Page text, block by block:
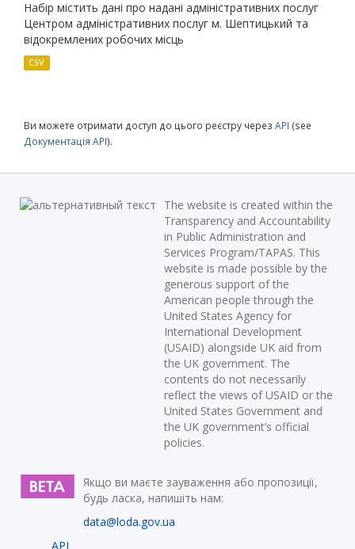
Набір містить дані про надані адміністративних послуг
Центром адміністративних послуг м. Шептицький та
відокремлених робочих місць
CSV
Ви можете отримати доступ до цього реєстру через API (see
Документація API).
The website is created within the
Transparency and Accountability
in Public Administration and
Services Program/TAPAS. This
website is made possible by the
generous support of the
American people through the
United States Agency for
International Development
(USAID) alongside UK aid from
the UK government. The
contents do not necessarily
reflect the views of USAID or the
United States Government and
the UK government’s official
policies.
Якщо ви маєте зауваження або пропозиції,
будь ласка, напишіть нам:
data@loda.gov.ua
API